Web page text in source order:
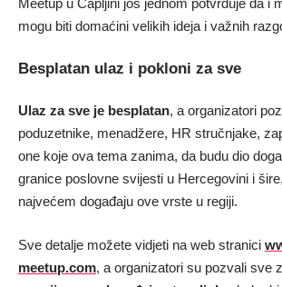
Meetup u Čapljini još jednom potvrđuje da i
mogu biti domaćini velikih ideja i važnih
Besplatan ulaz i pokloni za sve
Ulaz za sve je besplatan, a organizatori
poduzetnike, menadžere, HR stručnjake,
one koje ova tema zanima, da budu dio
granice poslovne svijesti u Hercegovini i
najvećem događaju ove vrste u regiji.
Sve detalje možete vidjeti na web stranici
meetup.com, a organizatori su pozvali sve